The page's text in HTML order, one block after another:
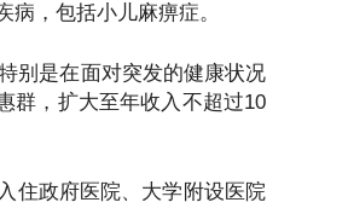
，包括小儿麻痹症。
别是在面对突发的健康状况
群，扩大至年收入不超过10
住政府医院、大学附设医院